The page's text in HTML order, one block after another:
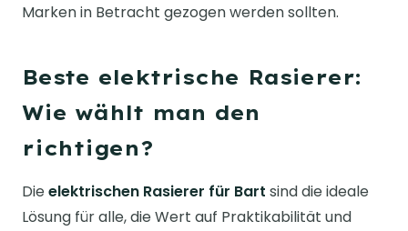
Marken in Betracht gezogen werden sollten.
Beste elektrische Rasierer:
Wie wählt man den
richtigen?
Dieelektrischen Rasierer für Bart sind die ideale
Lösung für alle, die Wert auf Praktikabilität und